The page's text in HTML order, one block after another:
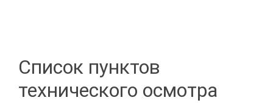
Список пунктов
технического осмотра